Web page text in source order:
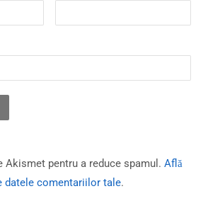
pentru a reduce spamul. Află
datele comentariilor tale.